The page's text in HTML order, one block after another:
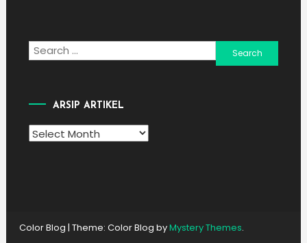
Search
for:
ARSIP ARTIKEL
Arsip
Color Blog | Theme: Color Blog byMystery Themes.